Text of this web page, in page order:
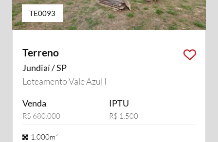
TE0093
Terreno
Jundiaí / SP
Loteamento Vale Azul I
Venda
R$ 680.000
IPTU
R$ 1.500
1.000m²